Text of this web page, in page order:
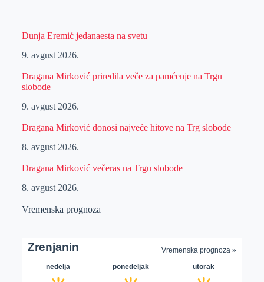
Dunja Eremić jedanaesta na svetu
9. avgust 2026.
Dragana Mirković priredila veče za pamćenje na Trgu
slobode
9. avgust 2026.
Dragana Mirković donosi najveće hitove na Trg slobode
8. avgust 2026.
Dragana Mirković večeras na Trgu slobode
8. avgust 2026.
Vremenska prognoza